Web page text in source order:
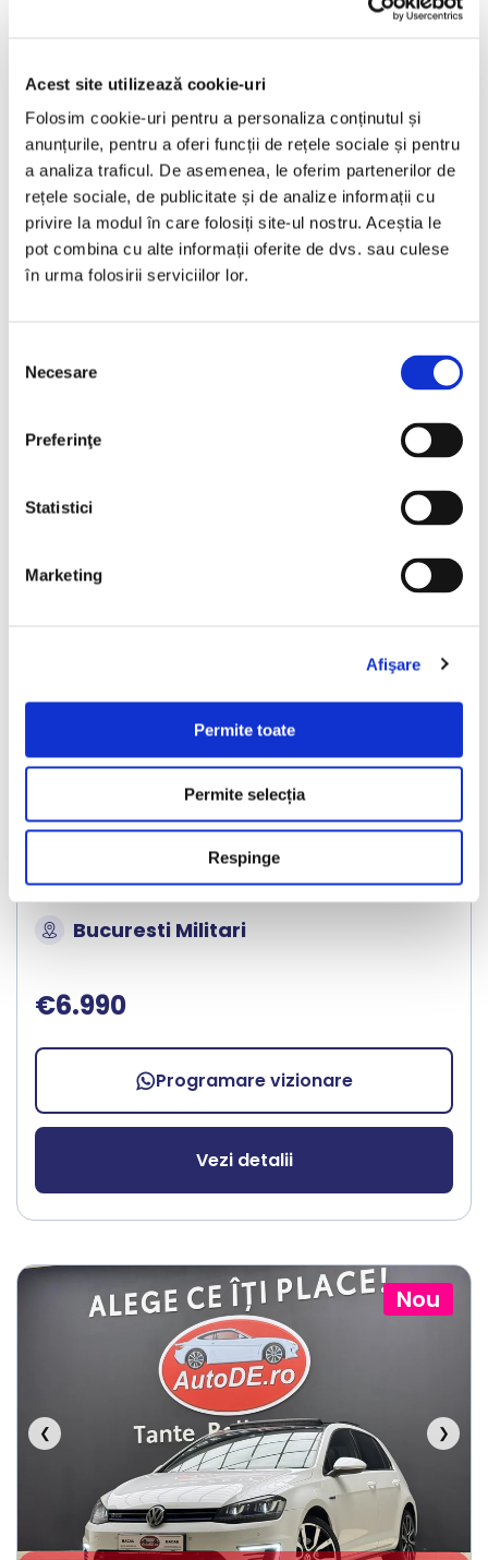
Acest site utilizează cookie-uri
Folosim cookie-uri pentru a personaliza conținutul și
anunțurile, pentru a oferi funcții de rețele sociale și pentru
a analiza traficul. De asemenea, le oferim partenerilor de
rețele sociale, de publicitate și de analize informații cu
privire la modul în care folosiți site-ul nostru. Aceștia le
pot combina cu alte informații oferite de dvs. sau culese
în urma folosirii serviciilor lor.
consimțământului
Necesare
Preferinţe
Statistici
Marketing
Afişare
Permite toate
Permite selecția
Respinge
Bucuresti Otopeni
€19.990
Programare vizionare
Vândută
LIVRARE LA TINE ACASA
Audi A6 Avant
2018 267908 km Diesel 190 HP Automata
Bucuresti Militari
€6.990
Programare vizionare
Vezi detalii
Nou
❮ ❯